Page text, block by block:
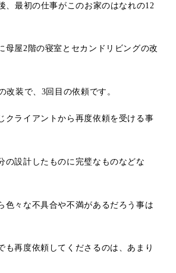
、最初の仕事がこのお家のはなれの12
母屋2階の寝室とセカンドリビングの改
改装で、3回目の依頼です。
クライアントから再度依頼を受ける事
の設計したものに完璧なものなどな
色々な不具合や不満があるだろう事は
も再度依頼してくださるのは、あまり